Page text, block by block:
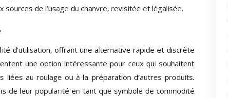
de l’usage du chanvre, revisitée et légalisée.
d’utilisation, offrant une alternative rapide et discrète
une option intéressante pour ceux qui souhaitent
au roulage ou à la préparation d’autres produits.
de leur popularité en tant que symbole de commodité